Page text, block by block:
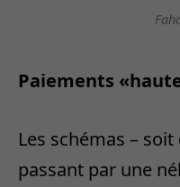
Paiements
Les schémas –
passant par une